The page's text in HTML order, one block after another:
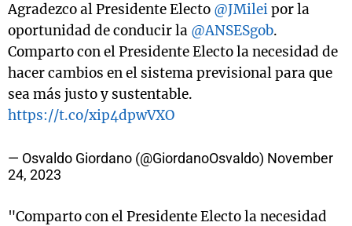
Agradezco al Presidente Electo @JMileipor la
oportunidad de conducir la @ANSESgob.
Comparto con el Presidente Electo la necesidad de
hacer cambios en el sistema previsional para que
sea más justo y sustentable.
https://t.co/xip4dpwVXO
— Osvaldo Giordano (@GiordanoOsvaldo) November
24, 2023
"Comparto con el Presidente Electo la necesidad